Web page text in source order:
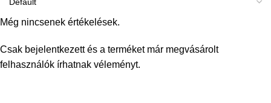
Még nincsenek értékelések.
Csak bejelentkezett és a terméket már megvásárolt
felhasználók írhatnak véleményt.